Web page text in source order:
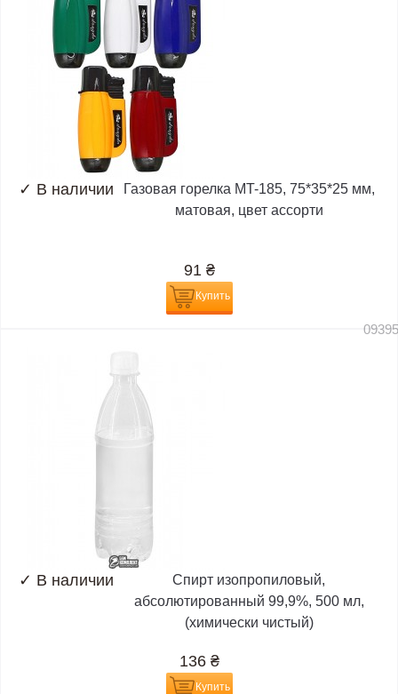
✓ В наличии
Газовая горелка MT-185, 75*35*25 мм,
матовая, цвет ассорти
91 ₴
Купить
✓ В наличии
Спирт изопропиловый,
абсолютированный 99,9%, 500 мл,
(химически чистый)
136 ₴
Купить